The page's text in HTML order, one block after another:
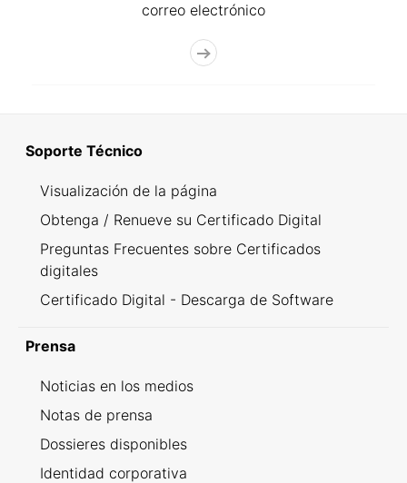
correo electrónico
Soporte Técnico
Visualización de la página
Obtenga / Renueve su Certificado Digital
Preguntas Frecuentes sobre Certificados
digitales
Certificado Digital - Descarga de Software
Prensa
Noticias en los medios
Notas de prensa
Dossieres disponibles
Identidad corporativa